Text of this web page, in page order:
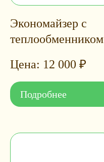
Экономайзер с
теплообменником
12 000 ₽
Подробнее